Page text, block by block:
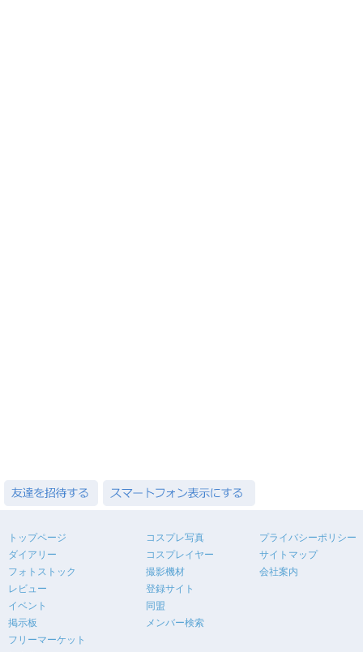
トップページ
ダイアリー
フォトストック
レビュー
イベント
掲示板
フリーマーケット
コスプレ写真
コスプレイヤー
撮影機材
登録サイト
同盟
メンバー検索
プライバシーポリシー
サイトマップ
会社案内